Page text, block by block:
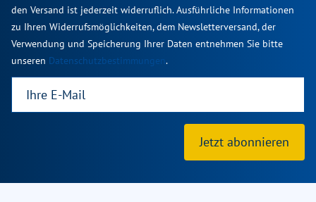
den Versand ist jederzeit widerruflich. Ausführliche Informationen
zu Ihren Widerrufsmöglichkeiten, dem Newsletterversand, der
Verwendung und Speicherung Ihrer Daten entnehmen Sie bitte
unseren Datenschutzbestimmungen.
Jetzt abonnieren